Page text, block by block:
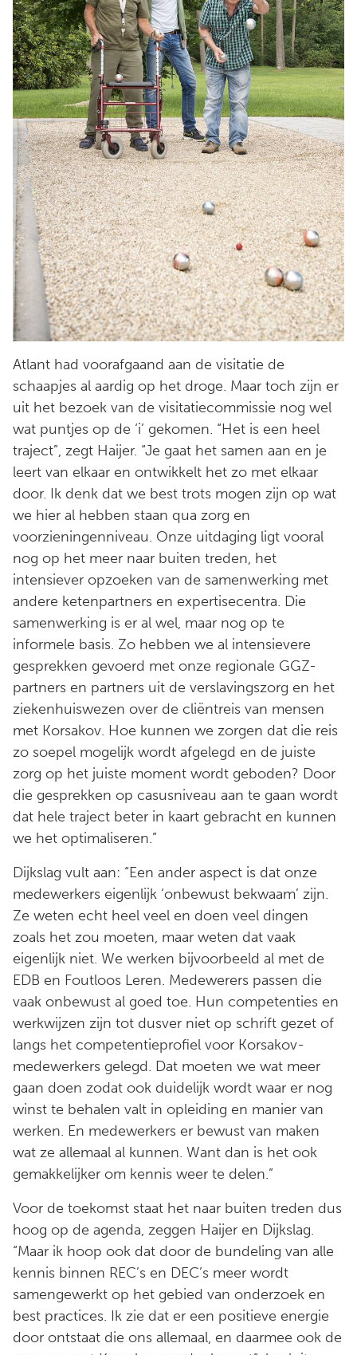
Atlant had voorafgaand aan de visitatie de
schaapjes al aardig op het droge. Maar toch zijn er
uit het bezoek van de visitatiecommissie nog wel
wat puntjes op de ‘i’ gekomen. “Het is een heel
traject”, zegt Haijer. “Je gaat het samen aan en je
leert van elkaar en ontwikkelt het zo met elkaar
door. Ik denk dat we best trots mogen zijn op wat
we hier al hebben staan qua zorg en
voorzieningenniveau. Onze uitdaging ligt vooral
nog op het meer naar buiten treden, het
intensiever opzoeken van de samenwerking met
andere ketenpartners en expertisecentra. Die
samenwerking is er al wel, maar nog op te
informele basis. Zo hebben we al intensievere
gesprekken gevoerd met onze regionale GGZ-
partners en partners uit de verslavingszorg en het
ziekenhuiswezen over de cliëntreis van mensen
met Korsakov. Hoe kunnen we zorgen dat die reis
zo soepel mogelijk wordt afgelegd en de juiste
zorg op het juiste moment wordt geboden? Door
die gesprekken op casusniveau aan te gaan wordt
dat hele traject beter in kaart gebracht en kunnen
we het optimaliseren.”
Dijkslag vult aan: “Een ander aspect is dat onze
medewerkers eigenlijk ‘onbewust bekwaam’ zijn.
Ze weten echt heel veel en doen veel dingen
zoals het zou moeten, maar weten dat vaak
eigenlijk niet. We werken bijvoorbeeld al met de
EDB en Foutloos Leren. Medewerers passen die
vaak onbewust al goed toe. Hun competenties en
werkwijzen zijn tot dusver niet op schrift gezet of
langs het competentieprofiel voor Korsakov-
medewerkers gelegd. Dat moeten we wat meer
gaan doen zodat ook duidelijk wordt waar er nog
winst te behalen valt in opleiding en manier van
werken. En medewerkers er bewust van maken
wat ze allemaal al kunnen. Want dan is het ook
gemakkelijker om kennis weer te delen.”
Voor de toekomst staat het naar buiten treden dus
hoog op de agenda, zeggen Haijer en Dijkslag.
“Maar ik hoop ook dat door de bundeling van alle
kennis binnen REC’s en DEC’s meer wordt
samengewerkt op het gebied van onderzoek en
best practices. Ik zie dat er een positieve energie
door ontstaat die ons allemaal, en daarmee ook de